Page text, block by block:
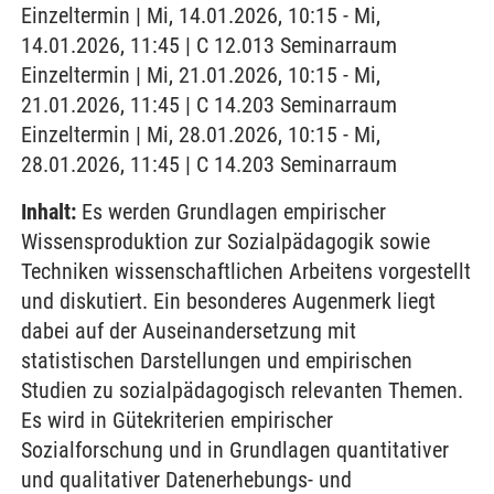
Einzeltermin | Mi, 14.01.2026, 10:15 - Mi,
14.01.2026, 11:45 | C 12.013 Seminarraum
Einzeltermin | Mi, 21.01.2026, 10:15 - Mi,
21.01.2026, 11:45 | C 14.203 Seminarraum
Einzeltermin | Mi, 28.01.2026, 10:15 - Mi,
28.01.2026, 11:45 | C 14.203 Seminarraum
Inhalt: Es werden Grundlagen empirischer
Wissensproduktion zur Sozialpädagogik sowie
Techniken wissenschaftlichen Arbeitens vorgestellt
und diskutiert. Ein besonderes Augenmerk liegt
dabei auf der Auseinandersetzung mit
statistischen Darstellungen und empirischen
Studien zu sozialpädagogisch relevanten Themen.
Es wird in Gütekriterien empirischer
Sozialforschung und in Grundlagen quantitativer
und qualitativer Datenerhebungs- und